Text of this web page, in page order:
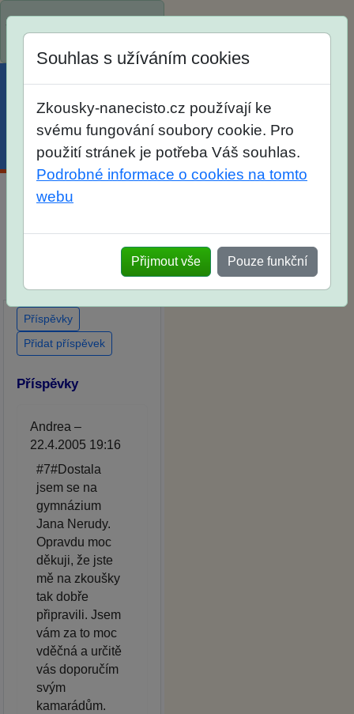
Spustili jsme přihlašování
na školní rok 2026/2027!
Účet Košík
u zkoušek na SŠ? Vaše
ohlasy po skutečných
přijímacích zkouškách
Souhlas s užíváním cookies
Zkousky-nanecisto.cz používají ke
svému fungování soubory cookie. Pro
použití stránek je potřeba Váš souhlas.
Podrobné informace o cookies na tomto
webu
Přijmout vše Pouze funkční
Příspěvky
Přidat příspěvek
Příspěvky
Andrea –
22.4.2005 19:16
#7#Dostala
jsem se na
gymnázium
Jana Nerudy.
Opravdu moc
děkuji, že jste
mě na zkoušky
tak dobře
připravili. Jsem
vám za to moc
vděčná a určitě
vás doporučím
svým
kamarádům.